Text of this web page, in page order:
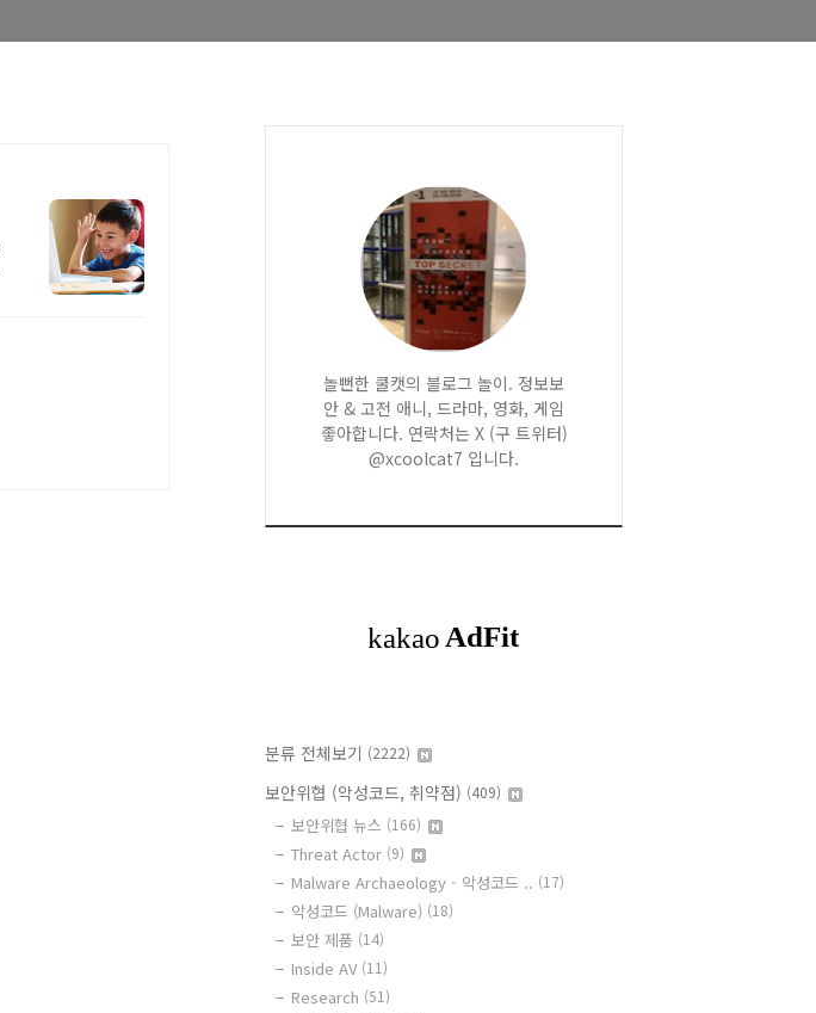
놀뻔한 쿨캣의 블로그 놀이. 정보보
안 & 고전 애니, 드라마, 영화, 게임
좋아합니다. 연락처는 X (구 트위터)
@xcoolcat7 입니다.
분류 전체보기 (2222)
보안위협 (악성코드, 취약점) (409)
보안위협 뉴스 (166)
Threat Actor (9)
Malware Archaeology - 악성코드 .. (17)
악성코드 (Malware) (18)
보안 제품 (14)
Inside AV (11)
Research (51)